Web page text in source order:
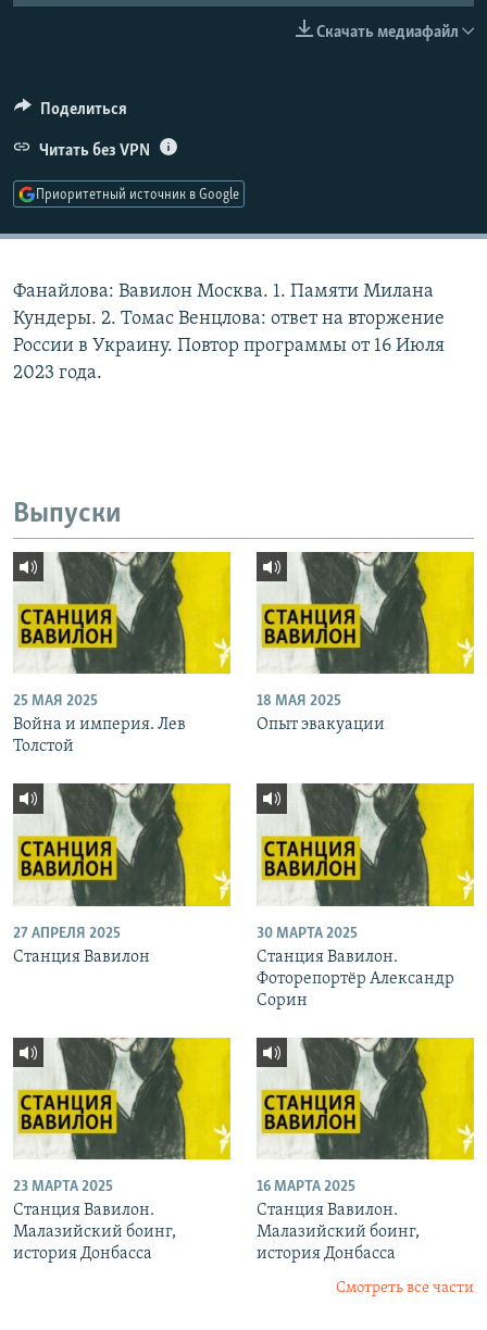
СОЦИАЛЬНЫЕ СЕТИ
Скачать медиафайл
Поделиться
Читать без VPN
Приоритетный источник в Google
Фанайлова: Вавилон Москва. 1. Памяти Милана
Кундеры. 2. Томас Венцлова: ответ на вторжение
России в Украину. Повтор программы от 16 Июля
2023 года.
Выпуски
25 МАЯ 2025
Война и империя. Лев
Толстой
18 МАЯ 2025
Опыт эвакуации
27 АПРЕЛЯ 2025
Станция Вавилон
30 МАРТА 2025
Станция Вавилон.
Фоторепортёр Александр
Сорин
23 МАРТА 2025
Станция Вавилон.
Малазийский боинг,
история Донбасса
16 МАРТА 2025
Станция Вавилон.
Малазийский боинг,
история Донбасса
Смотреть все части